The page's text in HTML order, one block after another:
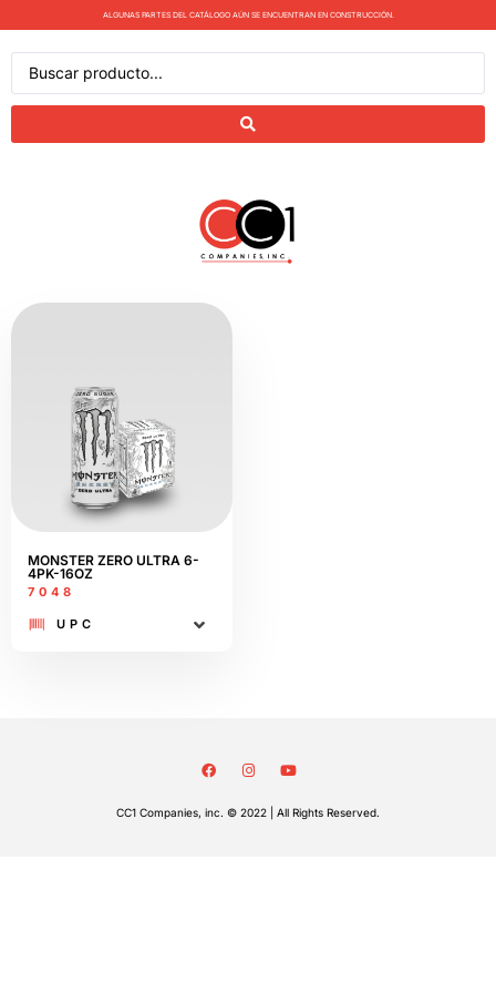
ALGUNAS PARTES DEL CATÁLOGO AÚN SE ENCUENTRAN EN CONSTRUCCIÓN.
MONSTER ZERO ULTRA 6-
4PK-16OZ
7048
UPC
CC1 Companies, inc. © 2022 | All Rights Reserved.